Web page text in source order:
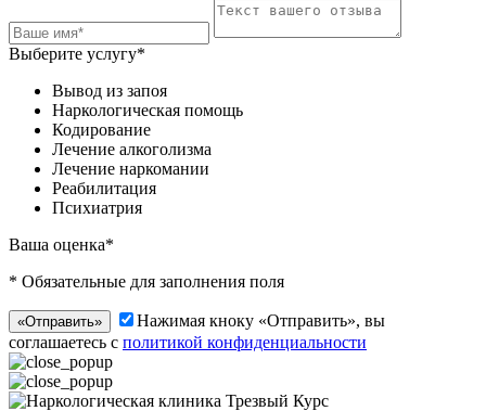
Выберите услугу*
Вывод из запоя
Наркологическая помощь
Кодирование
Лечение алкоголизма
Лечение наркомании
Реабилитация
Психиатрия
Ваша оценка*
* Обязательные для заполнения поля
«Отправить»
Нажимая кноку «Отправить», вы
соглашаетесь с политикой конфиденциальности